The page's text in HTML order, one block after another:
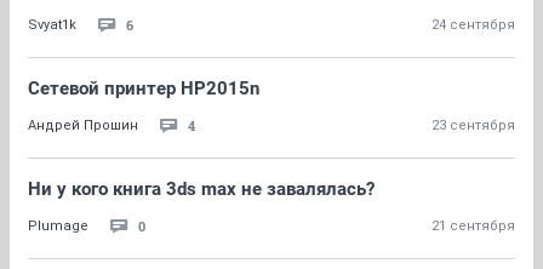
Svyat1k 6 24 сентября
Сетевой принтер НР2015n
Андрей Прошин 4 23 сентября
Ни у кого книга 3ds max не завалялась?
Plumage 0 21 сентября